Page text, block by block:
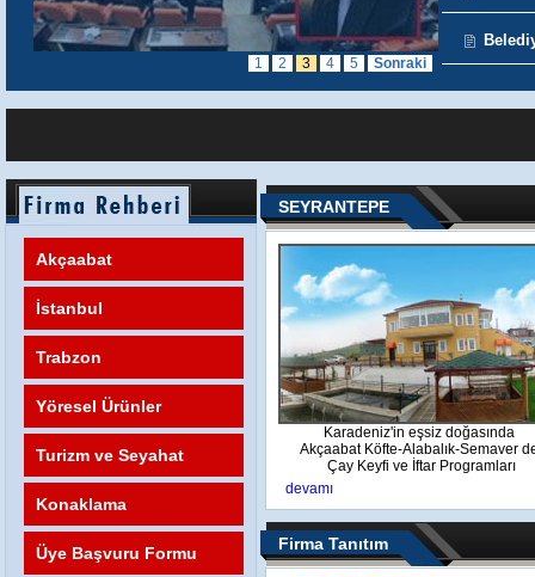
1 2 3 4 5 Sonraki
Akçaabat
İstanbul
Trabzon
Yöresel Ürünler
Turizm ve Seyahat
Konaklama
Üye Başvuru Formu
SEYRANTEPE
Karadeniz'in eşsiz doğasında
Akçaabat Köfte-Alabalık-Semaver
Çay Keyfi ve İftar Programları
devamı
Firma Tanıtım